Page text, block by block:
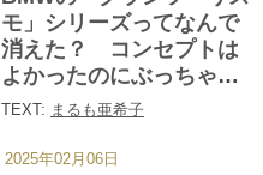
モ」シリーズってなんで
消えた？ コンセプトは
よかったのにぶっちゃけ
「不人気」だった理由
TEXT: まるも亜希子
2025年02月06日